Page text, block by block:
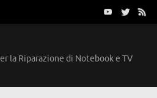
la Riparazione di Notebook e TV